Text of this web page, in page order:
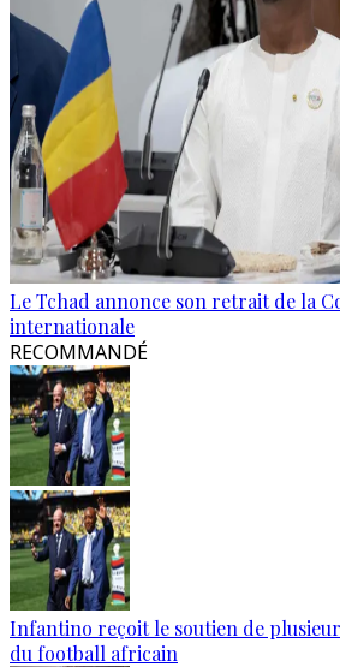
Le Tchad annonce son retrait de la
internationale
RECOMMANDÉ
Infantino reçoit le soutien de
du football africain